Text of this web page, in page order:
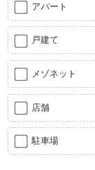
アパート
戸建て
メゾネット
店舗
駐車場